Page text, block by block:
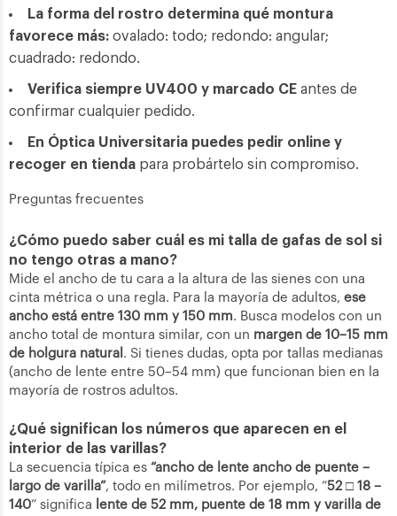
La forma del rostro determina qué montura
favorece más: ovalado: todo; redondo: angular;
cuadrado: redondo.
Verifica siempre UV400 y marcado CE antes de
confirmar cualquier pedido.
En Óptica Universitaria puedes pedir online y
recoger en tienda para probártelo sin compromiso.
Preguntas frecuentes
¿Cómo puedo saber cuál es mi talla de gafas de sol si
no tengo otras a mano?
Mide el ancho de tu cara a la altura de las sienes con una
cinta métrica o una regla. Para la mayoría de adultos, ese
ancho está entre 130 mm y 150 mm. Busca modelos con un
ancho total de montura similar, con un margen de 10–15 mm
de holgura natural . Si tienes dudas, opta por tallas medianas
(ancho de lente entre 50–54 mm) que funcionan bien en la
mayoría de rostros adultos.
¿Qué significan los números que aparecen en el
interior de las varillas?
La secuencia típica es “ancho de lente ancho de puente –
largo de varilla”, todo en milímetros. Por ejemplo, “52 □ 18 –
140” significa lente de 52 mm, puente de 18 mm y varilla de